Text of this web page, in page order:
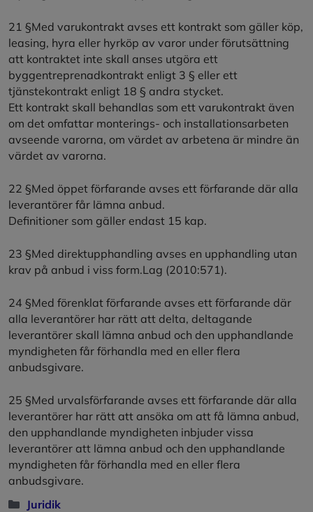
21 §Med varukontrakt avses ett kontrakt som gäller köp,
leasing, hyra eller hyrköp av varor under förutsättning
att kontraktet inte skall anses utgöra ett
byggentreprenadkontrakt enligt 3 § eller ett
tjänstekontrakt enligt 18 § andra stycket.
Ett kontrakt skall behandlas som ett varukontrakt även
om det omfattar monterings- och installationsarbeten
avseende varorna, om värdet av arbetena är mindre än
värdet av varorna.
22 §Med öppet förfarande avses ett förfarande där alla
leverantörer får lämna anbud.
Definitioner som gäller endast 15 kap.
23 §Med direktupphandling avses en upphandling utan
krav på anbud i viss form.Lag (2010:571).
24 §Med förenklat förfarande avses ett förfarande där
alla leverantörer har rätt att delta, deltagande
leverantörer skall lämna anbud och den upphandlande
myndigheten får förhandla med en eller flera
anbudsgivare.
25 §Med urvalsförfarande avses ett förfarande där alla
leverantörer har rätt att ansöka om att få lämna anbud,
den upphandlande myndigheten inbjuder vissa
leverantörer att lämna anbud och den upphandlande
myndigheten får förhandla med en eller flera
anbudsgivare.
Kategorier
Juridik